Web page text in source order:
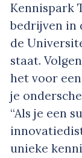
Kennispark
bedrijven in
de
staat.
het voor
je
“Als je een
unieke